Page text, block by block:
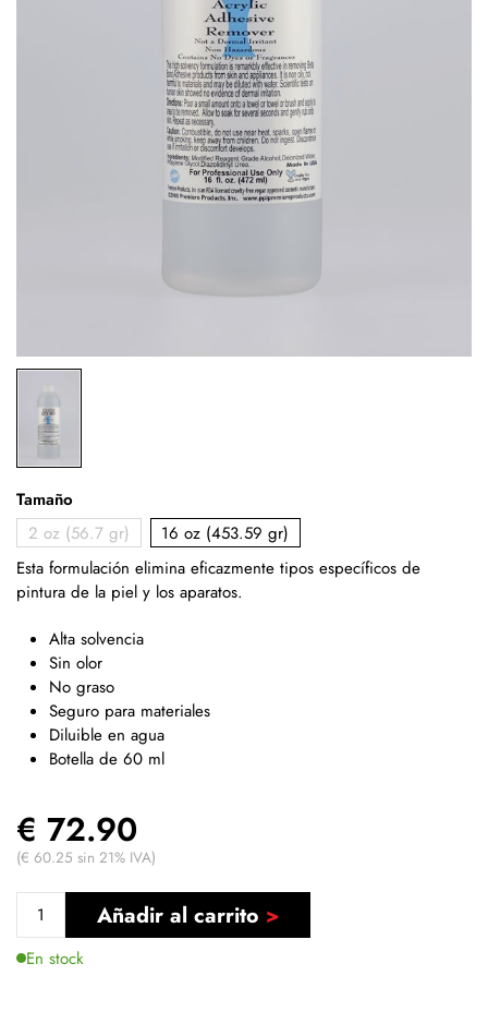
Tamaño
2 oz (56.7 gr)
16 oz (453.59 gr)
Esta formulación elimina eficazmente tipos específicos de
pintura de la piel y los aparatos.
Alta solvencia
Sin olor
No graso
Seguro para materiales
Diluible en agua
Botella de 60 ml
€ 72.90
(€ 60.25 sin 21% IVA)
Añadir al carrito
En stock